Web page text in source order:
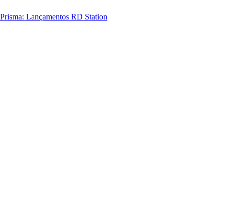
Prisma: Lançamentos RD Station